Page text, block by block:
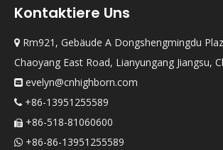
Kontaktiere Uns
 Rm921, Gebäude A Dongshengmingdu
Chaoyang East Road, Lianyungang Jiangsu,
 evelyn@cnhighborn.com
 +86-13951255589
 +86-518-81060600
 +86-86-13951255589